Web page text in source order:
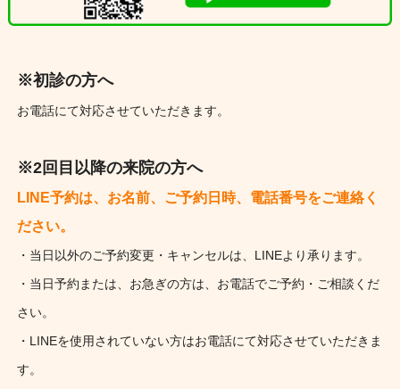
※初診の方へ
お電話にて対応させていただきます。
※2回目以降の来院の方へ
LINE予約は、お名前、ご予約日時、電話番号をご連絡く
ださい。
・当日以外のご予約変更・キャンセルは、LINEより承ります。
・当日予約または、お急ぎの方は、お電話でご予約・ご相談くだ
さい。
・LINEを使用されていない方はお電話にて対応させていただきま
す。